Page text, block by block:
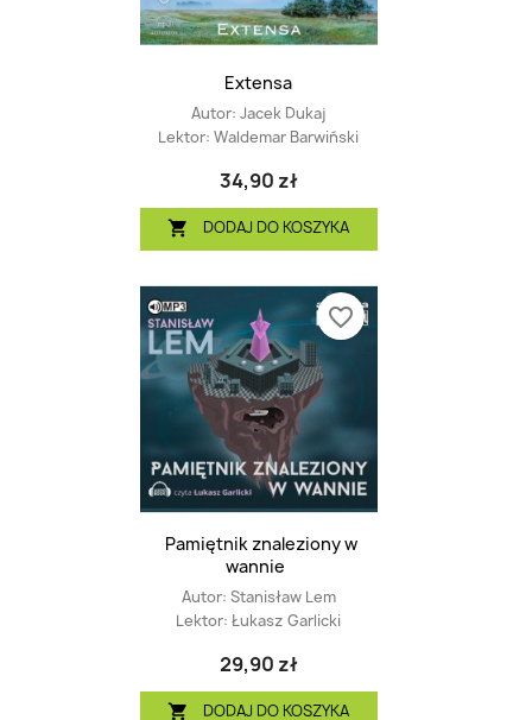
Extensa
Autor: Jacek Dukaj
Lektor: Waldemar Barwiński
34,90 zł
 DODAJ DO KOSZYKA
Pamiętnik znaleziony w
wannie
Autor: Stanisław Lem
Lektor: Łukasz Garlicki
29,90 zł
 DODAJ DO KOSZYKA
favorite_border